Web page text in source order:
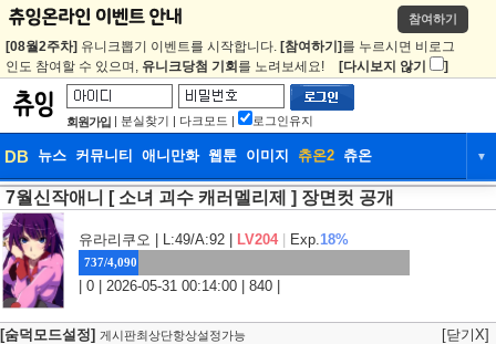
참여하기
[08월2주차] 유니크뽑기 이벤트를 시작합니다. [참여하기] 를 누르시면 비로그
인도 참여할 수 있으며, 유니크당첨 기회 를 노려보세요! [다시보지 않기 ]
회원가입 | 분실찾기 | 다크모드 | 로그인유지
DB 뉴스 커뮤니티 애니만화 웹툰 이미지 츄온2 츄온 ▼
DB 뉴스 커뮤니티
웹툰 이미지 츄온2
7월신작애니 [ 소녀 괴수 캐러멜리제 ] 장면컷 공개
유라리쿠오 | L:49/A:92 | LV204 Exp.18%
737/4,090
| 0 | 2026-05-31 00:14:00 | 840 |
[숨덕모드설정] 게시판최상단항상설정가능 [닫기X]